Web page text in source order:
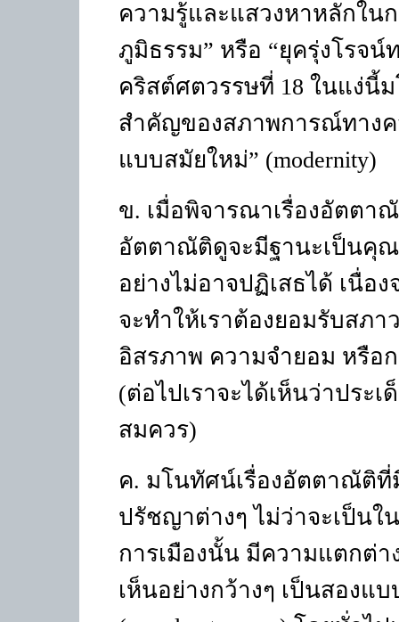
ความรู้และแสวงหาหลักใน
ภูมิธรรม” หรือ “ยุครุ่งโรจ
คริสต์ศตวรรษที่ 18 ในแง่นี้
สำคัญของสภาพการณ์ทาง
แบบสมัยใหม่” (modernity)
ข. เมื่อพิจารณาเรื่องอัตตา
อัตตาณัติดูจะมีฐานะเป็นคุ
อย่างไม่อาจปฏิเสธได้ เนื่อ
จะทำให้เราต้องยอมรับสภ
อิสรภาพ ความจำยอม หรือ
(ต่อไปเราจะได้เห็นว่าประ
สมควร)
ค. มโนทัศน์เรื่องอัตตาณัติที่
ปรัชญาต่างๆ ไม่ว่าจะเป็น
การเมืองนั้น มีความแตกต่
เห็นอย่างกว้างๆ เป็นสองแ